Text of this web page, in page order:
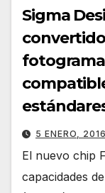
Sigma
(HDR) y
HD)
5 ENERO, 2016
El nuevo chip
capacidades